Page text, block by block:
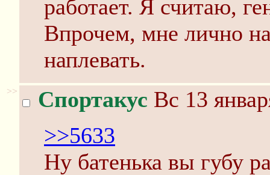
работает. Я считаю,
Впрочем, мне лично
наплевать.
>> Спортакус Вс 13
>>5633
Ну батенька вы губу